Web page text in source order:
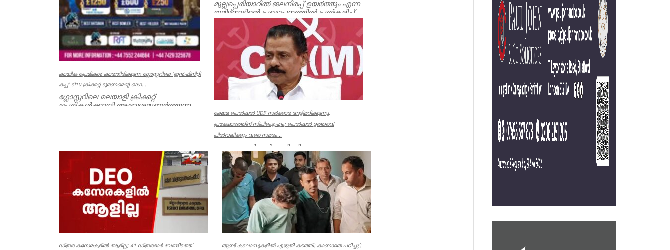
കായിക പ്രേമികള്‍ കാത്തിരിക്കുന്ന ഗ്ലോസ്റ്ററിലെ 'ഇന്‍ഫിനിറ്റി
കപ്പ്' ടി10 ക്രിക്കറ്റ് ടൂര്‍ണമെന്റ് ഓഗ...
ഗ്ലോസ്റ്ററിലെ മലയാളി ക്രിക്കറ്റ്
പ്രേമികള്‍ക്കായി ആവേശമുണര്‍ത്തുന്ന
മുല്ലപ്പെരിയാറിൽ ജലനിരപ്പ് ഉയർത്തും എന്ന
തമിഴ്നാടിന്റെ പ്രഖ്യാപനത്തിൽ പ്രതികരിച്ച്
മുൻമന്ത്രി എം എം...
Kerala
ക്ഷേമ പെൻഷൻ UDF സർക്കാർ അട്ടിമറിക്കുന്നു,
പ്രക്ഷോഭത്തിന് സിപിഐഎം; പെൻഷൻ ഉത്തരവ്
പിൻവലിക്കും വരെ സമരം...
ക്ഷേമ പെൻഷൻ അട്ടിമറിക്കാനുള്ള ബോധ
പൂർവമായ ശ്രമമാണ് യു ഡി എഫ് സർക്കാർ
നടത്തുന്നതെന്ന് സിപിഐഎം സംസ്ഥാ...
Kerala
ഡിഇഒ കസേരകളില്‍ ആളില്ല; 41 ഡിഇഒമാര്‍ വേണ്ടിടത്ത്
തുണ്ട് കടലാസുകളില്‍ എഴുതി കടത്തി; കാണാതെ പഠിച്ചു’;